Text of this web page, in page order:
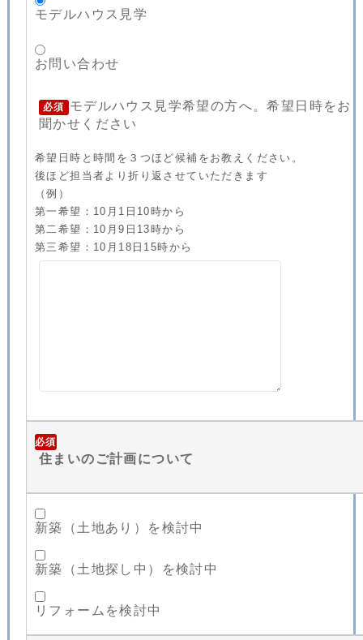
モデルハウス見学
お問い合わせ
必須
モデルハウス見学希望の方へ。希望日時をお
聞かせください
希望日時と時間を３つほど候補をお教えください。
後ほど担当者より折り返させていただきます
（例）
第一希望：10月1日10時から
第二希望：10月9日13時から
第三希望：10月18日15時から
必須
住まいのご計画について
新築（土地あり）を検討中
新築（土地探し中）を検討中
リフォームを検討中